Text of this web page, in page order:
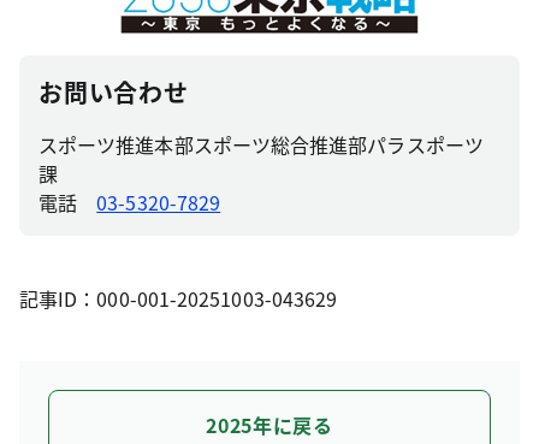
お問い合わせ
スポーツ推進本部スポーツ総合推進部パラスポーツ
課
電話03-5320-7829
記事ID：000-001-20251003-043629
2025年に戻る